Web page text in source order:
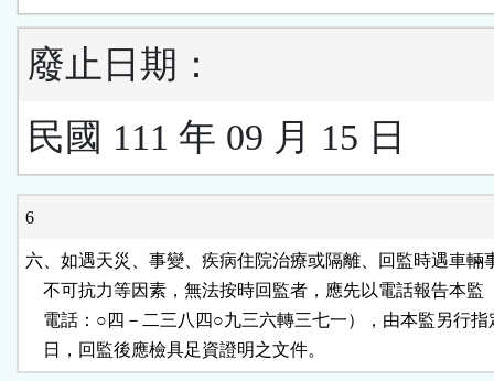
廢止日期：
民國 111 年 09 月 15 日
6
六、如遇天災、事變、疾病住院治療或隔離、回監時遇車輛
不可抗力等因素，無法按時回監者，應先以電話報告本監
電話：○四－二三八四○九三六轉三七一），由本監另行
    日，回監後應檢具足資證明之文件。